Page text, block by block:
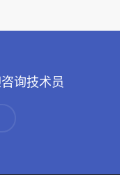
询技术员